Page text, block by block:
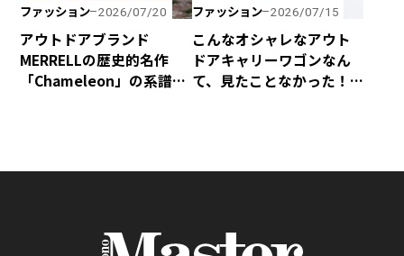
ファッション 2026/07/20
アウトドアブランド
MERRELLの歴史的名作
「Chameleon」の系譜を
ファッション 2026/07/15
こんなオシャレなアウト
ドアキャリーワゴンなん
て、見たことなかった！